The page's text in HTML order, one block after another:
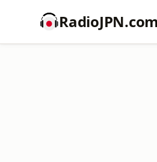
RadioJPN.com